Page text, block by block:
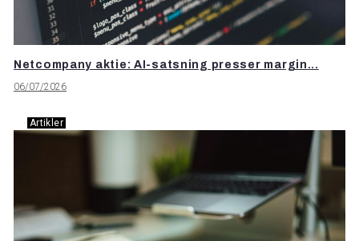
Netcompany aktie: AI-satsning presser margin...
06/07/2026
Artikler